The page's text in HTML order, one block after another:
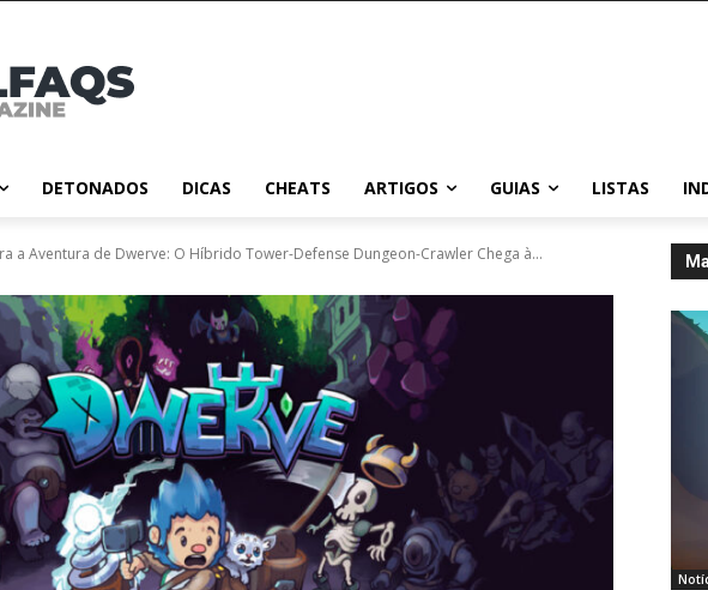
DETONADOS DICAS CHEATS ARTIGOS GUIAS LISTAS
a Aventura de Dwerve: O Híbrido Tower-Defense Dungeon-Crawler Chega à...